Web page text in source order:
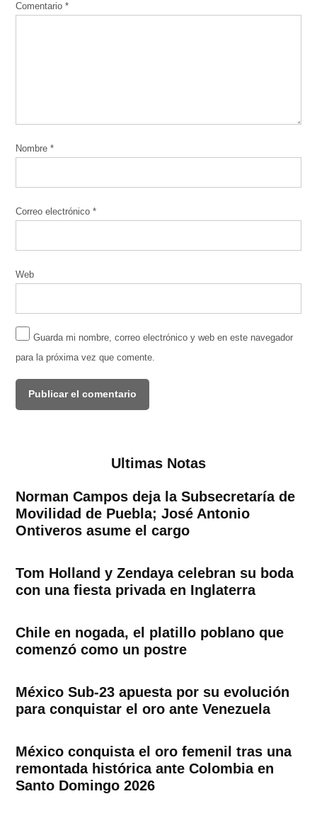
Comentario*
Nombre*
Correo electrónico*
Web
Guarda mi nombre, correo electrónico y web en este navegador
para la próxima vez que comente.
Ultimas Notas
Norman Campos deja la Subsecretaría de
Movilidad de Puebla; José Antonio
Ontiveros asume el cargo
Tom Holland y Zendaya celebran su boda
con una fiesta privada en Inglaterra
Chile en nogada, el platillo poblano que
comenzó como un postre
México Sub-23 apuesta por su evolución
para conquistar el oro ante Venezuela
México conquista el oro femenil tras una
remontada histórica ante Colombia en
Santo Domingo 2026